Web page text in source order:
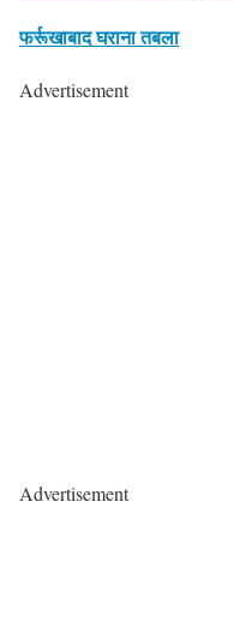
फर्रूखाबाद घराना तबला
Advertisement
Advertisement